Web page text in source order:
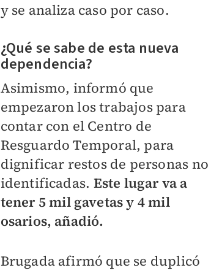
y se analiza caso por caso.
¿Qué se sabe de esta nueva
dependencia?
Asimismo, informó que
empezaron los trabajos para
contar con el Centro de
Resguardo Temporal, para
dignificar restos de personas no
identificadas. Este lugar va a
tener 5 mil gavetas y 4 mil
osarios, añadió.
Brugada afirmó que se duplicó